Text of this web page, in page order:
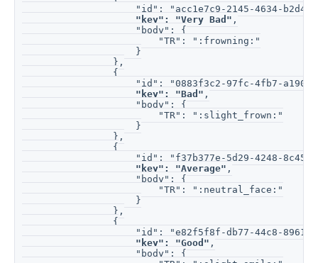
"id": "acc1e7c9-2145-4634-b2d4-
"key": "Very Bad" ,
                    "body": {
                        "TR": ":frowning:"
                    }
                },
                {
"id": "0883f3c2-97fc-4fb7-a190-
"key": "Bad" ,
                    "body": {
                        "TR": ":slight_frown:"
                    }
                },
                {
"id": "f37b377e-5d29-4248-8c45-
"key": "Average" ,
                    "body": {
                        "TR": ":neutral_face:"
                    }
                },
                {
"id": "e82f5f8f-db77-44c8-8961-
"key": "Good" ,
                    "body": {